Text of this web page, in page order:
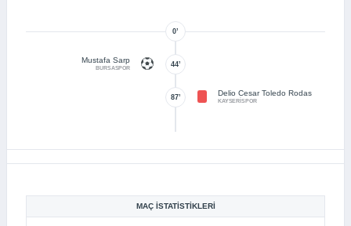
0’
Mustafa Sarp
BURSASPOR 44’
87’
Delio Cesar Toledo Rodas
KAYSERİSPOR
MAÇ İSTATISTIKLERI